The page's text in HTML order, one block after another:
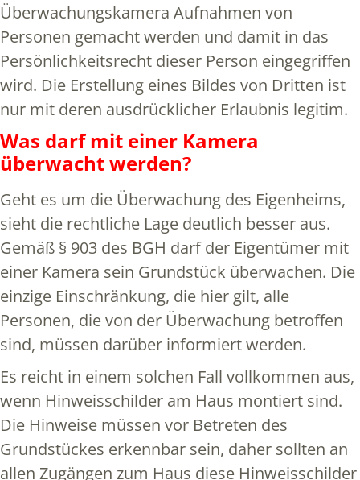
Überwachungskamera Aufnahmen von
Personen gemacht werden und damit in das
Persönlichkeitsrecht dieser Person eingegriffen
wird. Die Erstellung eines Bildes von Dritten ist
nur mit deren ausdrücklicher Erlaubnis legitim.
Was darf mit einer Kamera
überwacht werden?
Geht es um die Überwachung des Eigenheims,
sieht die rechtliche Lage deutlich besser aus.
Gemäß § 903 des BGH darf der Eigentümer mit
einer Kamera sein Grundstück überwachen. Die
einzige Einschränkung, die hier gilt, alle
Personen, die von der Überwachung betroffen
sind, müssen darüber informiert werden.
Es reicht in einem solchen Fall vollkommen aus,
wenn Hinweisschilder am Haus montiert sind.
Die Hinweise müssen vor Betreten des
Grundstückes erkennbar sein, daher sollten an
allen Zugängen zum Haus diese Hinweisschilder